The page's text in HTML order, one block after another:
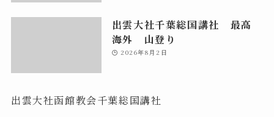
出雲大社千葉総国講社 最高
海外 山登り
2026年8月2日
出雲大社函館教会千葉総国講社